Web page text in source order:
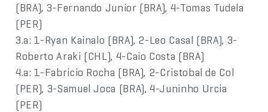
(BRA), 3-Fernando Junior (BRA), 4-Tomas Tudela
(PER)
3.a: 1-Ryan Kainalo (BRA), 2-Leo Casal (BRA), 3-
Roberto Araki (CHL), 4-Caio Costa (BRA)
4.a: 1-Fabricio Rocha (BRA), 2-Cristobal de Col
(PER), 3-Samuel Joca (BRA), 4-Juninho Urcia
(PER)